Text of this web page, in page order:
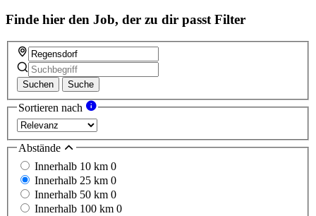
Finde hier den Job, der zu dir passt Filter
Suchen Suche
Sortieren nach
Abstände
Innerhalb 10 km 0
Innerhalb 25 km 0
Innerhalb 50 km 0
Innerhalb 100 km 0